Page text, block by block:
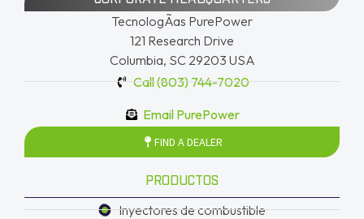
TecnologÃ­as PurePower
121 Research Drive
Columbia, SC 29203 USA
Call (803) 744-7020
Email PurePower
FIND A DEALER
PRODUCTOS
Inyectores de combustible